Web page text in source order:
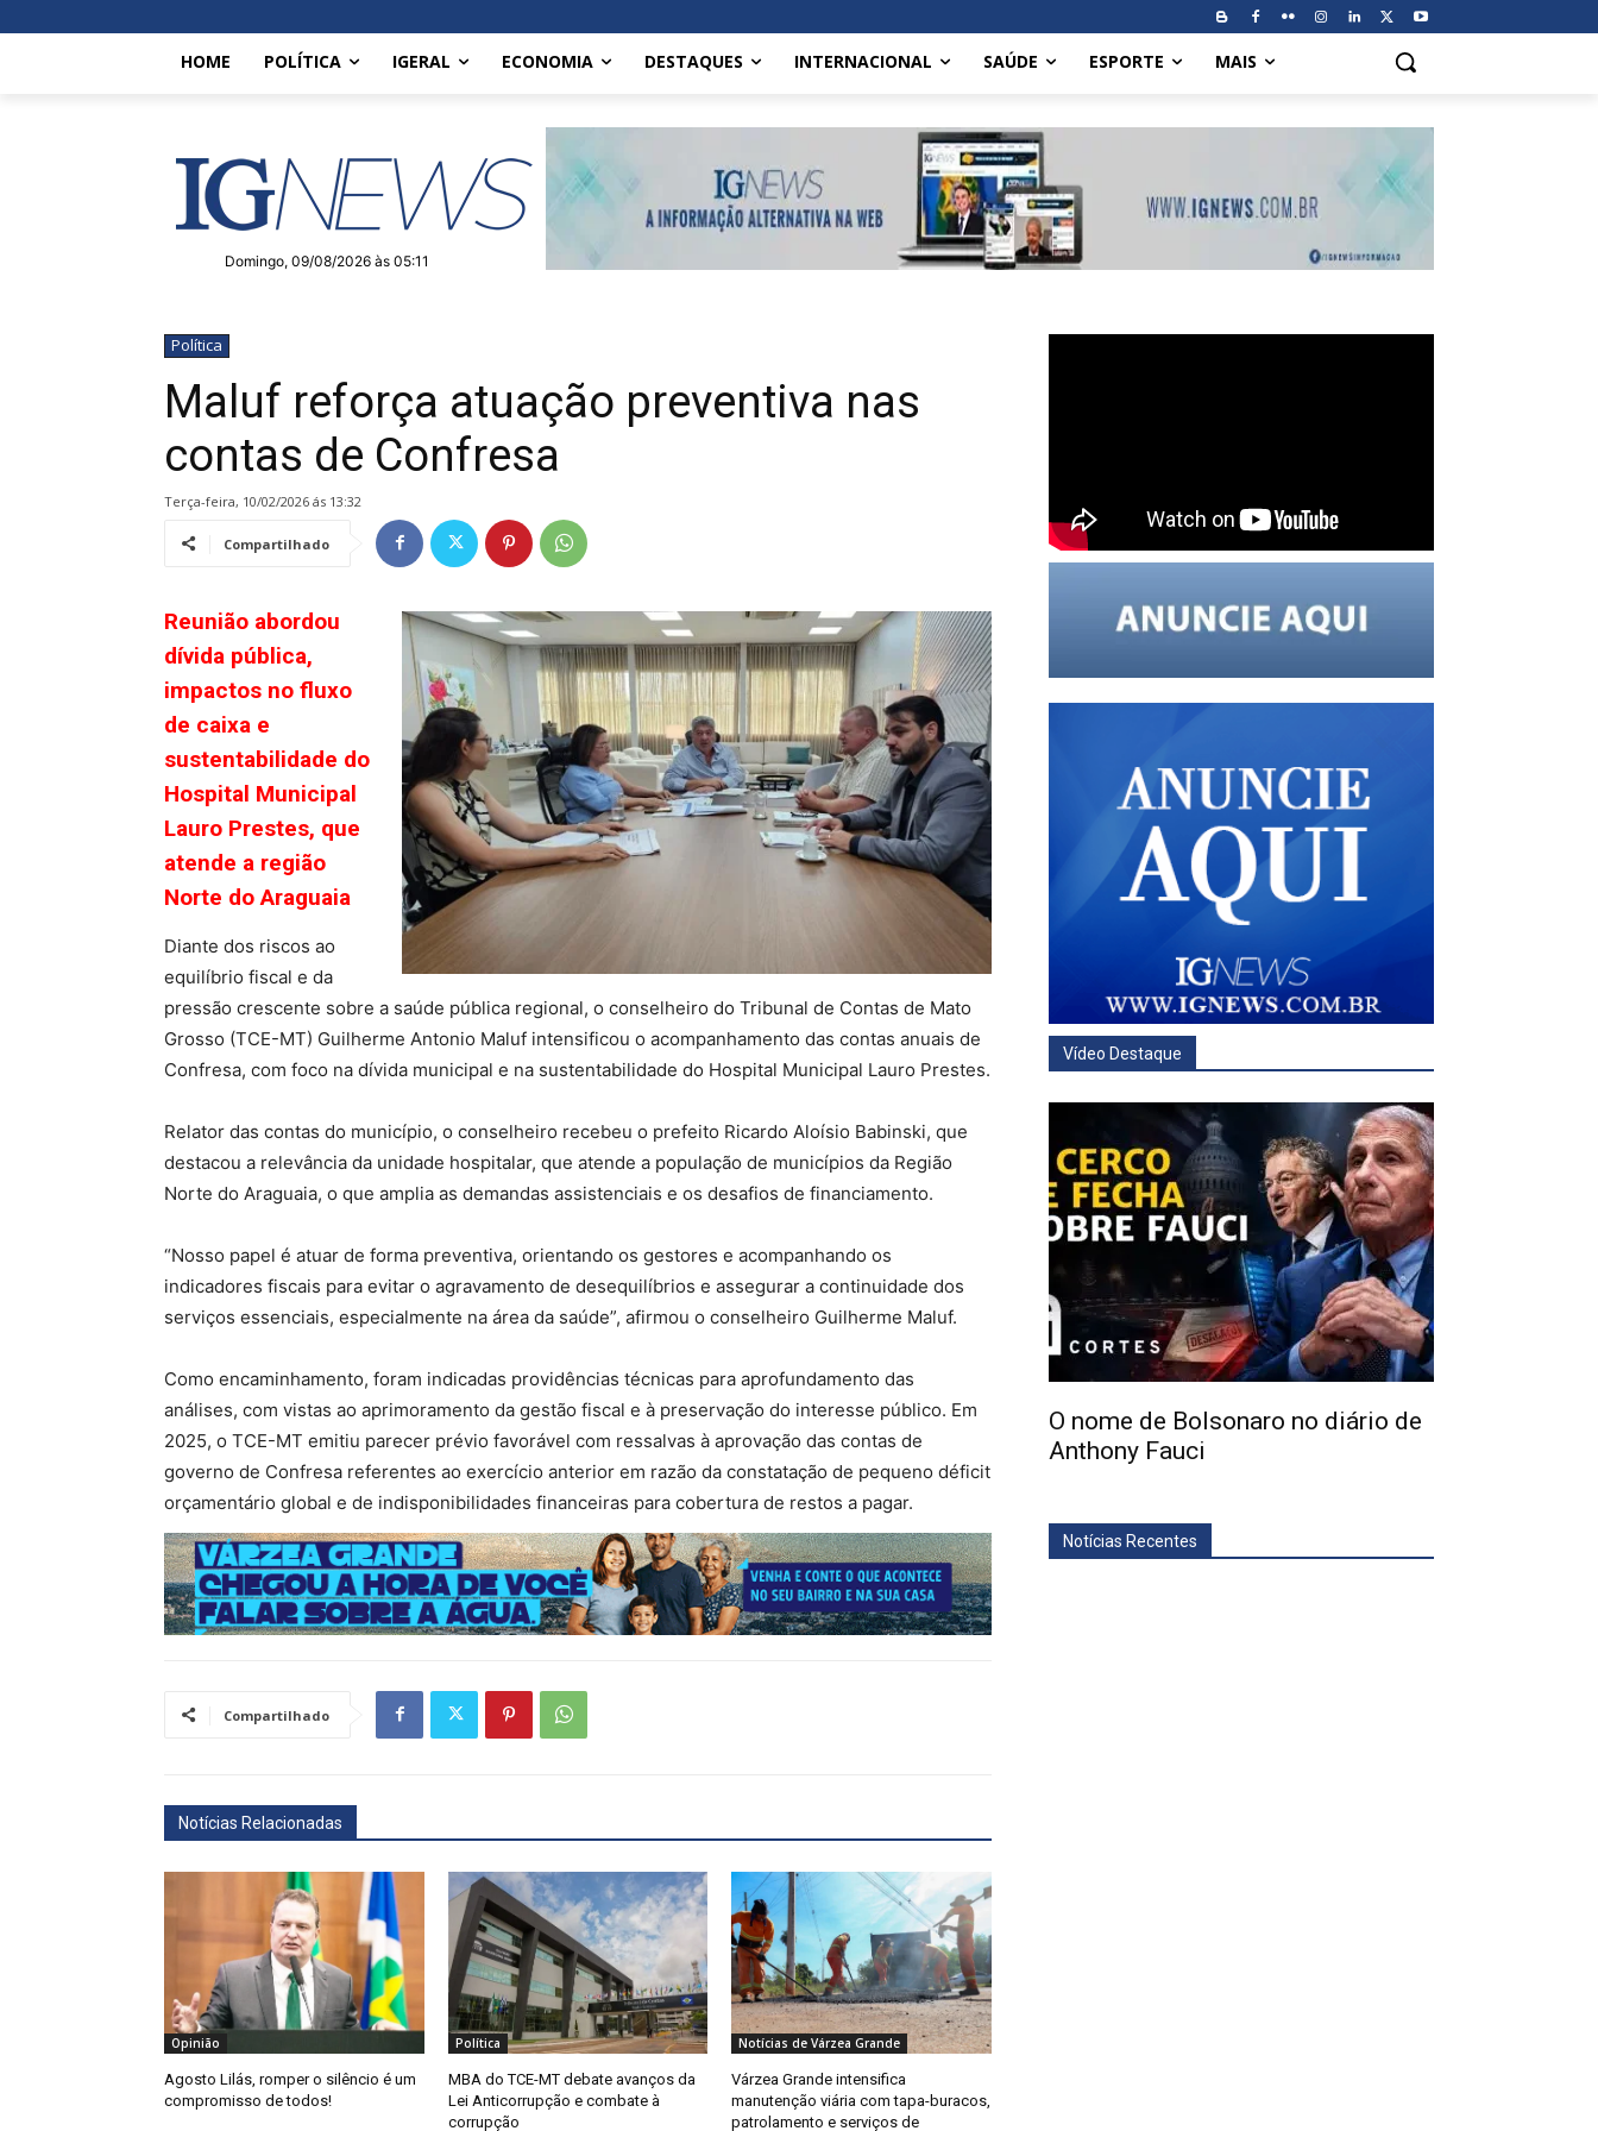
HOME POLÍTICA IGERAL ECONOMIA DESTAQUES INTERNACIONAL SAÚDE ESPORTE MAIS
Domingo, 09/08/2026 às 05:11
Política
Maluf reforça atuação preventiva nas
contas de Confresa
terça-feira, 10/02/2026 ás 13:32
Compartilhado
Reunião abordou
dívida pública,
impactos no fluxo
de caixa e
sustentabilidade do
Hospital Municipal
Lauro Prestes, que
atende a região
Norte do Araguaia
Diante dos riscos ao
equilíbrio fiscal e da
pressão crescente sobre a saúde pública regional, o conselheiro do Tribunal de Contas de Mato
Grosso (TCE-MT) Guilherme Antonio Maluf intensificou o acompanhamento das contas anuais de
Confresa, com foco na dívida municipal e na sustentabilidade do Hospital Municipal Lauro Prestes.
Relator das contas do município, o conselheiro recebeu o prefeito Ricardo Aloísio Babinski, que
destacou a relevância da unidade hospitalar, que atende a população de municípios da Região
Norte do Araguaia, o que amplia as demandas assistenciais e os desafios de financiamento.
“Nosso papel é atuar de forma preventiva, orientando os gestores e acompanhando os
indicadores fiscais para evitar o agravamento de desequilíbrios e assegurar a continuidade dos
serviços essenciais, especialmente na área da saúde”, afirmou o conselheiro Guilherme Maluf.
Como encaminhamento, foram indicadas providências técnicas para aprofundamento das
análises, com vistas ao aprimoramento da gestão fiscal e à preservação do interesse público. Em
2025, o TCE-MT emitiu parecer prévio favorável com ressalvas à aprovação das contas de
governo de Confresa referentes ao exercício anterior em razão da constatação de pequeno déficit
orçamentário global e de indisponibilidades financeiras para cobertura de restos a pagar.
Compartilhado
Notícias Relacionadas
Opinião
Agosto Lilás, romper o silêncio é um
compromisso de todos!
Política
MBA do TCE-MT debate avanços da
Lei Anticorrupção e combate à
corrupção
Notícias de Várzea Grande
Várzea Grande intensifica
manutenção viária com tapa-buracos,
patrolamento e serviços de
Vídeo Destaque
O nome de Bolsonaro no diário de
Anthony Fauci
Notícias Recentes